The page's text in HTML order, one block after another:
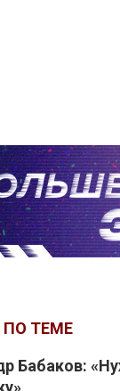
ТЕМЕ
Бабаков: